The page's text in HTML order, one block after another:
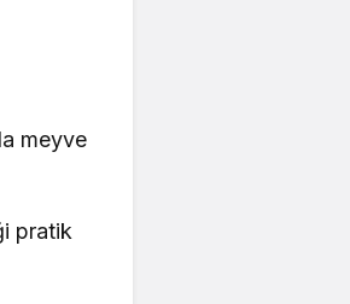
meyve
pratik